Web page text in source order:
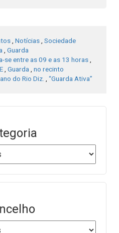
Notícias Sociedade
Guarda
se entre as 09 e as 13 horas
Guarda
no recinto
do Rio Diz.
“Guarda Ativa”